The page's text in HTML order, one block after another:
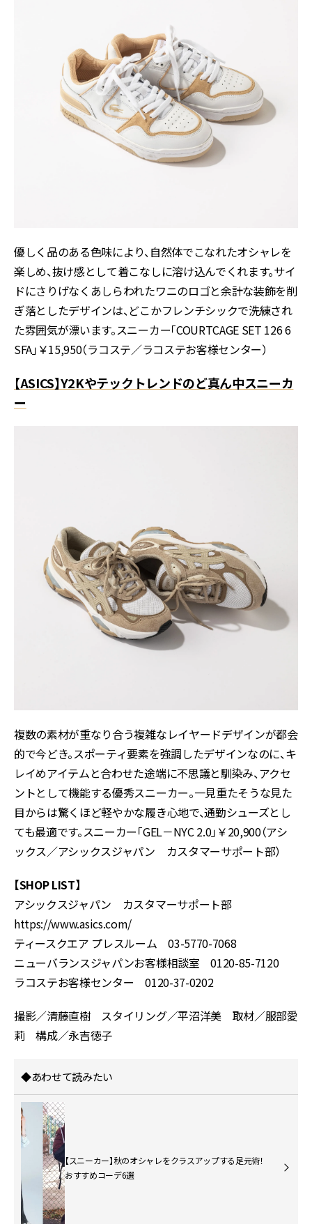
優しく品のある色味により、自然体でこなれたオシャレを
楽しめ、抜け感として着こなしに溶け込んでくれます。サイ
ドにさりげなくあしらわれたワニのロゴと余計な装飾を削
ぎ落としたデザインは、どこかフレンチシックで洗練され
た雰囲気が漂います。スニーカー「COURTCAGE SET 126 6
SFA」￥15,950（ラコステ／ラコステお客様センター）
【ASICS】Y2Kやテックトレンドのど真ん中スニーカ
ー
複数の素材が重なり合う複雑なレイヤードデザインが都会
的で今どき。スポーティ要素を強調したデザインなのに、キ
レイめアイテムと合わせた途端に不思議と馴染み、アクセ
ントとして機能する優秀スニーカー。一見重たそうな見た
目からは驚くほど軽やかな履き心地で、通勤シューズとし
ても最適です。スニーカー「GEL－NYC 2.0」￥20,900（アシ
ックス／アシックスジャパン カスタマーサポート部）
【SHOP LIST】
アシックスジャパン カスタマーサポート部
https://www.asics.com/
ティースクエア プレスルーム 03-5770-7068
ニューバランスジャパンお客様相談室 0120-85-7120
ラコステお客様センター 0120-37-0202
撮影／清藤直樹 スタイリング／平沼洋美 取材／服部愛
莉 構成／永吉徳子
◆あわせて読みたい
【スニーカー】秋のオシャレをクラスアップする足元術！
おすすめコーデ6選